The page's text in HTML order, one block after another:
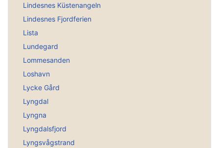
Lindesnes Küstenangeln
Lindesnes Fjordferien
Lista
Lundegard
Lommesanden
Loshavn
Lycke Gård
Lyngdal
Lyngna
Lyngdalsfjord
Lyngsvågstrand